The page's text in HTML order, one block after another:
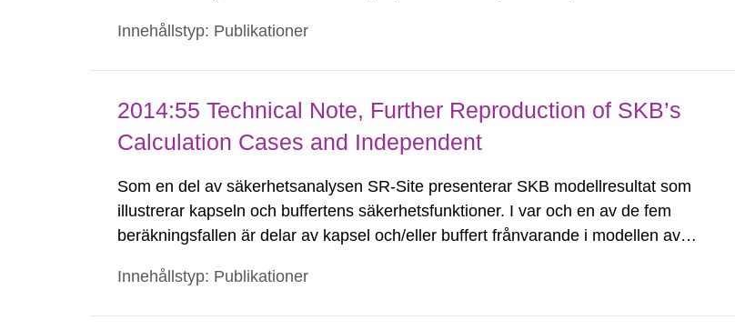
conditions were previously developed for SSM’s review and are...
Innehållstyp: Publikationer
2014:55 Technical Note, Further Reproduction of SKB’s
Calculation Cases and Independent
Som en del av säkerhetsanalysen SR-Site presenterar SKB modellresultat som
illustrerar kapseln och buffertens säkerhetsfunktioner. I var och en av de fem
beräkningsfallen är delar av kapsel och/eller buffert frånvarande i modellen av
beräkningsfallen innehåller...
Innehållstyp: Publikationer